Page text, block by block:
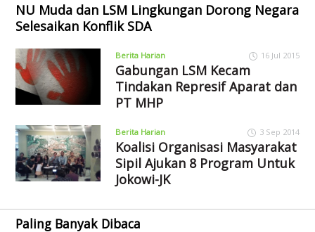
NU Muda dan LSM Lingkungan Dorong Negara
Selesaikan Konflik SDA
Berita Harian 16 Jul 2015
Gabungan LSM Kecam
Tindakan Represif Aparat dan
PT MHP
Berita Harian 3 Sep 2014
Koalisi Organisasi Masyarakat
Sipil Ajukan 8 Program Untuk
Jokowi-JK
Paling Banyak Dibaca